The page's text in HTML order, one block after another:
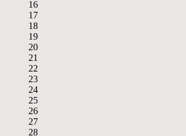
16
17
18
19
20
21
22
23
24
25
26
27
28